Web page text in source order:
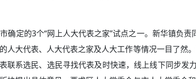
确定的3个“网上人大代表之家”试点之一。新华镇负
大代表、人大代表之家及人大工作等情况一目了然
系选民、选民寻找代表及时快速，线上线下同步发